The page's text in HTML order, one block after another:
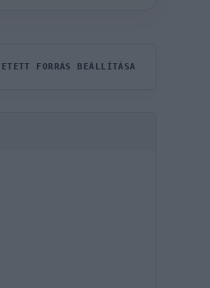
FORRÁS BEÁLLÍTÁSA